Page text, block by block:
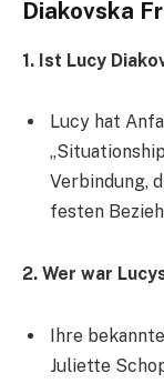
Diakovska
1. Ist Lucy
Lucy hat
Verbindung,
festen
2. Wer war
Ihre
Juliette